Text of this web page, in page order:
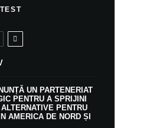
UN PARTENERIAT
PENTRU A SPRIJINI
PENTRU
AMERICA DE NORD ȘI